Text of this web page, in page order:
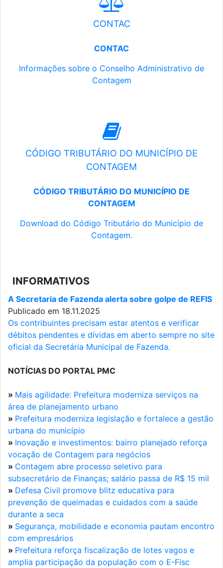
CONTAC
CONTAC
Informações sobre o Conselho Administrativo de
Contagem
CÓDIGO TRIBUTÁRIO DO MUNICÍPIO DE
CONTAGEM
CÓDIGO TRIBUTÁRIO DO MUNICÍPIO DE
CONTAGEM
Download do Código Tributário do Município de
Contagem.
INFORMATIVOS
A Secretaria de Fazenda alerta sobre golpe de REFIS
Publicado em 18.11.2025
Os contribuintes precisam estar atentos e verificar
débitos pendentes e dívidas em aberto sempre no site
oficial da Secretária Municipal de Fazenda.
NOTÍCIAS DO PORTAL PMC
» Mais agilidade: Prefeitura moderniza serviços na
área de planejamento urbano
» Prefeitura moderniza legislação e fortalece a gestão
urbana do município
» Inovação e investimentos: bairro planejado reforça
vocação de Contagem para negócios
» Contagem abre processo seletivo para
subsecretário de Finanças; salário passa de R$ 15 mil
» Defesa Civil promove blitz educativa para
prevenção de queimadas e cuidados com a saúde
durante a seca
» Segurança, mobilidade e economia pautam encontro
com empresários
» Prefeitura reforça fiscalização de lotes vagos e
amplia participação da população com o E-Fisc